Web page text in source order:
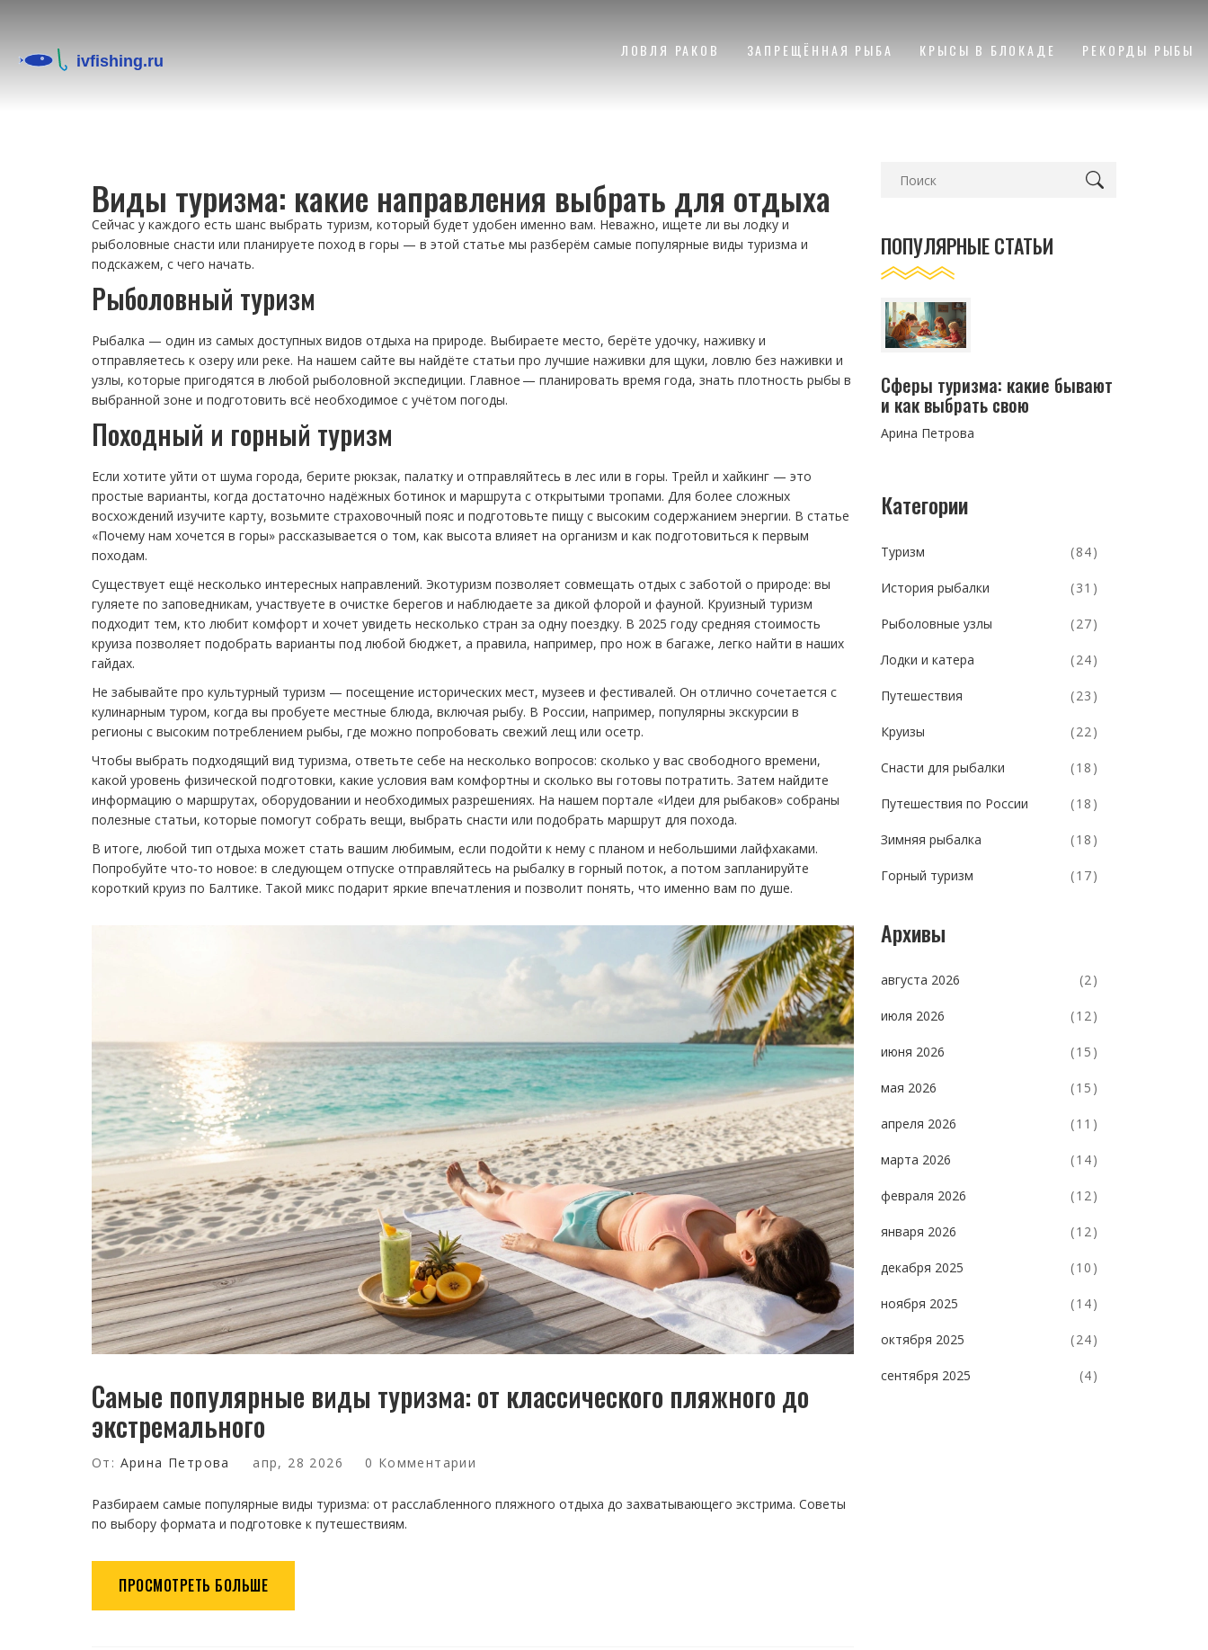
ЛОВЛЯ РАКОВ ЗАПРЕЩЁННАЯ РЫБА КРЫСЫ В БЛОКАДЕ РЕКОРДЫ РЫБЫ
Виды туризма: какие направления выбрать для отдыха
Сейчас у каждого есть шанс выбрать туризм, который будет удобен именно вам. Неважно, ищете ли вы лодку и
рыболовные снасти или планируете поход в горы — в этой статье мы разберём самые популярные виды туризма и
подскажем, с чего начать.
Рыболовный туризм
Рыбалка — один из самых доступных видов отдыха на природе. Выбираете место, берёте удочку, наживку и
отправляетесь к озеру или реке. На нашем сайте вы найдёте статьи про лучшие наживки для щуки, ловлю без наживки и
узлы, которые пригодятся в любой рыболовной экспедиции. Главное — планировать время года, знать плотность рыбы в
выбранной зоне и подготовить всё необходимое с учётом погоды.
Походный и горный туризм
Если хотите уйти от шума города, берите рюкзак, палатку и отправляйтесь в лес или в горы. Трейл и хайкинг — это
простые варианты, когда достаточно надёжных ботинок и маршрута с открытыми тропами. Для более сложных
восхождений изучите карту, возьмите страховочный пояс и подготовьте пищу с высоким содержанием энергии. В статье
«Почему нам хочется в горы» рассказывается о том, как высота влияет на организм и как подготовиться к первым
походам.
Существует ещё несколько интересных направлений. Экотуризм позволяет совмещать отдых с заботой о природе: вы
гуляете по заповедникам, участвуете в очистке берегов и наблюдаете за дикой флорой и фауной. Круизный туризм
подходит тем, кто любит комфорт и хочет увидеть несколько стран за одну поездку. В 2025 году средняя стоимость
круиза позволяет подобрать варианты под любой бюджет, а правила, например, про нож в багаже, легко найти в наших
гайдах.
Не забывайте про культурный туризм — посещение исторических мест, музеев и фестивалей. Он отлично сочетается с
кулинарным туром, когда вы пробуете местные блюда, включая рыбу. В России, например, популярны экскурсии в
регионы с высоким потреблением рыбы, где можно попробовать свежий лещ или осетр.
Чтобы выбрать подходящий вид туризма, ответьте себе на несколько вопросов: сколько у вас свободного времени,
какой уровень физической подготовки, какие условия вам комфортны и сколько вы готовы потратить. Затем найдите
информацию о маршрутах, оборудовании и необходимых разрешениях. На нашем портале «Идеи для рыбаков» собраны
полезные статьи, которые помогут собрать вещи, выбрать снасти или подобрать маршрут для похода.
В итоге, любой тип отдыха может стать вашим любимым, если подойти к нему с планом и небольшими лайфхаками.
Попробуйте что‑то новое: в следующем отпуске отправляйтесь на рыбалку в горный поток, а потом запланируйте
короткий круиз по Балтике. Такой микс подарит яркие впечатления и позволит понять, что именно вам по душе.
Самые популярные виды туризма: от классического пляжного до
экстремального
От: Арина Петрова апр, 28 2026 0 Комментарии
Разбираем самые популярные виды туризма: от расслабленного пляжного отдыха до захватывающего экстрима. Советы
по выбору формата и подготовке к путешествиям.
ПРОСМОТРЕТЬ БОЛЬШЕ
ПОПУЛЯРНЫЕ СТАТЬИ
Сферы туризма: какие бывают
и как выбрать свою
Арина Петрова
Категории
Туризм (84)
История рыбалки (31)
Рыболовные узлы (27)
Лодки и катера (24)
Путешествия (23)
Круизы (22)
Снасти для рыбалки (18)
Путешествия по России (18)
Зимняя рыбалка (18)
Горный туризм (17)
Архивы
августа 2026 (2)
июля 2026 (12)
июня 2026 (15)
мая 2026 (15)
апреля 2026 (11)
марта 2026 (14)
февраля 2026 (12)
января 2026 (12)
декабря 2025 (10)
ноября 2025 (14)
октября 2025 (24)
сентября 2025 (4)